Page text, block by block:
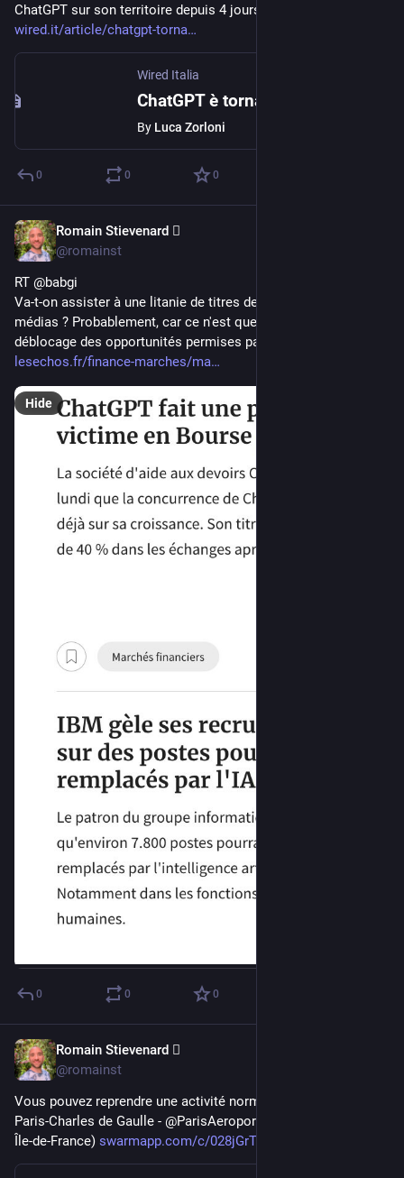
ChatGPT sur son territoire depuis 4 jours.
wired.it/article/chatgpt-torna
Wired Italia
By Luca Zorloni
0 0 0
Romain Stievenard 🫆
@romainst
RT @babgi
Va-t-on assister à une litanie de titres de ce genre dans les
médias ? Probablement, car ce n'est que le début du
déblocage des opportunités permises par l'IA.
lesechos.fr/finance-marches/ma
Hide
0 0 0
Romain Stievenard 🫆
@romainst
Vous pouvez reprendre une activité normale (@ Aéroport
Paris-Charles de Gaulle - @ParisAeroport in Roissy-en-France,
Île-de-France) swarmapp.com/c/028jGrTtKIh